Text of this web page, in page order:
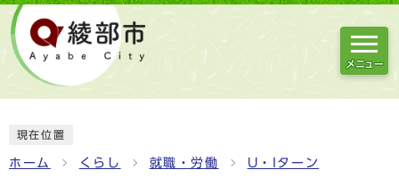
メニュー
現在位置
ホーム くらし 就職・労働 U・Iターン